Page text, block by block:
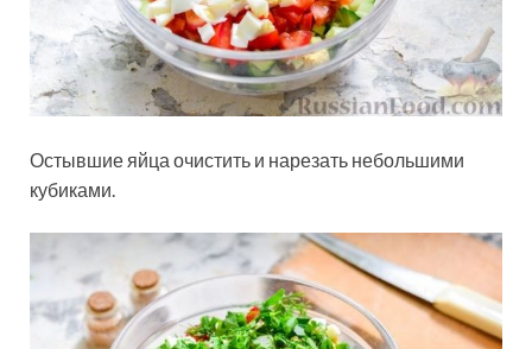
Остывшие яйца очистить и нарезать небольшими
кубиками.